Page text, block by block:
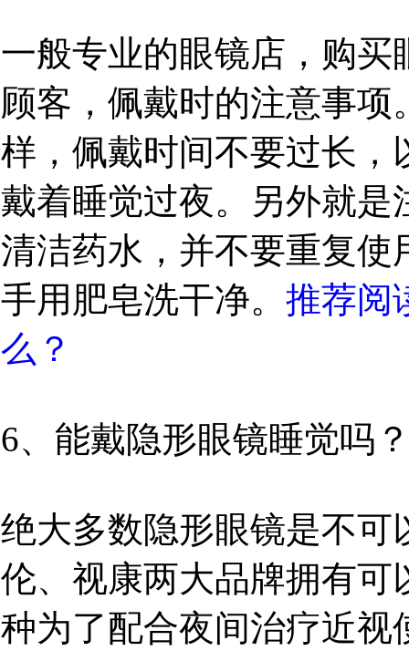
一般专业的眼镜店，购
顾客，佩戴时的注意事
样，佩戴时间不要过长，
戴着睡觉过夜。另外就
清洁药水，并不要重复
手用肥皂洗干净。 推荐阅
么？
6、能戴隐形眼镜睡觉吗
绝大多数隐形眼镜是不
伦、视康两大品牌拥有
种为了配合夜间治疗近